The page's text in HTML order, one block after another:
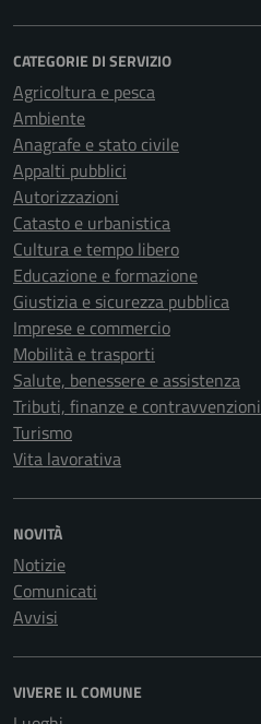
CATEGORIE DI SERVIZIO
Agricoltura e pesca
Ambiente
Anagrafe e stato civile
Appalti pubblici
Autorizzazioni
Catasto e urbanistica
Cultura e tempo libero
Educazione e formazione
Giustizia e sicurezza pubblica
Imprese e commercio
Mobilità e trasporti
Salute, benessere e assistenza
Tributi, finanze e contravvenzioni
Turismo
Vita lavorativa
NOVITÀ
Notizie
Comunicati
Avvisi
VIVERE IL COMUNE